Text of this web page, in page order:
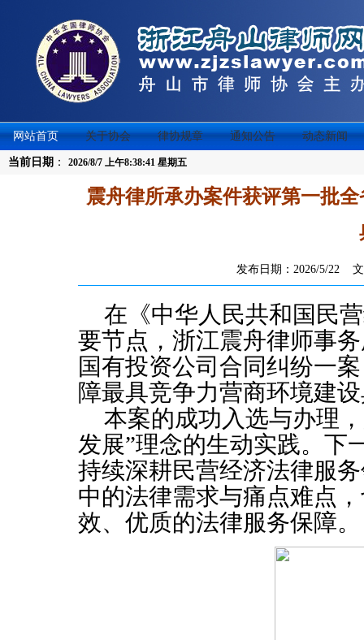
网站首页 关于协会 律协规章 通知公告 动态新闻
当前日期 ： 2026/8/7 上午8:38:41 星期五
震舟律所承办案件获评第一批
发布日期：2026/5/22
在 《中华人民共和国民
要节点 ，浙江震舟律师事
国有投资公司合同纠纷一
障最具竞争力营商环境建
本案的成功入选与办理
发展”理念的生动实践。下
持续深耕民营经济法律服
中的法律需求与痛点难点
效、优质的法律服务保障。